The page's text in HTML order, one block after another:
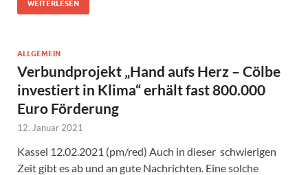
WEITERLESEN
ALLGEMEIN
Verbundprojekt „Hand aufs Herz – Cölbe
investiert in Klima“ erhält fast 800.000
Euro Förderung
12. Januar 2021
Kassel 12.02.2021 (pm/red) Auch in dieser schwierigen
Zeit gibt es ab und an gute Nachrichten. Eine solche